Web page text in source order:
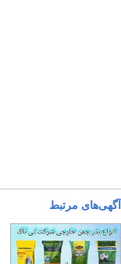
آگهی‌های مرتبط